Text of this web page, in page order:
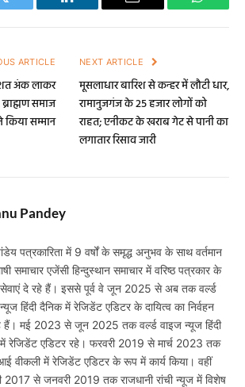
Twitter LinkedIn Email
ARTICLE
अंक लाकर
समाज
किया सम्मान
NEXT ARTICLE
मूसलाधार बारिश से कन्हर में लौटी धार,
रामानुजगंज के 25 हजार लोगों को
राहत; एनीकट के खराब गेट से पानी का
लगातार रिसाव जारी
Pandey
पत्रकारिता में 9 वर्षों के समृद्ध अनुभव के साथ वर्तमान
समाचार एजेंसी हिन्दुस्थान समाचार में वरिष्ठ पत्रकार के
दे रहे हैं। इससे पूर्व वे जून 2025 से अब तक वर्ल्ड
हिंदी दैनिक में रेजिडेंट एडिटर के दायित्व का निर्वहन
हैं। मई 2023 से जून 2025 तक वर्ल्ड वाइज न्यूज हिंदी
रेजिडेंट एडिटर रहे। फरवरी 2019 से मार्च 2023 तक
वीकली में रेजिडेंट एडिटर के रूप में कार्य किया। वहीं
2017 से जनवरी 2019 तक राजधानी रांची न्यूज में विशेष